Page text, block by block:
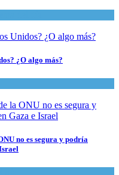
¿O algo más?
no es segura y podría